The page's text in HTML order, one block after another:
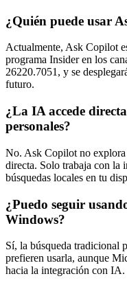
¿Quién puede usar
Actualmente, Ask Copilot
programa Insider en los
26220.7051, y se
futuro.
¿La IA accede
personales?
No. Ask Copilot no explora
directa. Solo trabaja con la
búsquedas locales en tu
¿Puedo seguir
Windows?
Sí, la búsqueda tradicional
prefieren usarla, aunque
hacia la integración con IA.